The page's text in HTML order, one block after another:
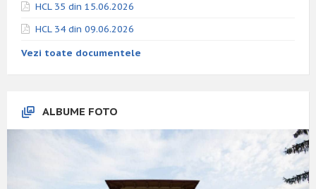
HCL 35 din 15.06.2026
HCL 34 din 09.06.2026
Vezi toate documentele
ALBUME FOTO